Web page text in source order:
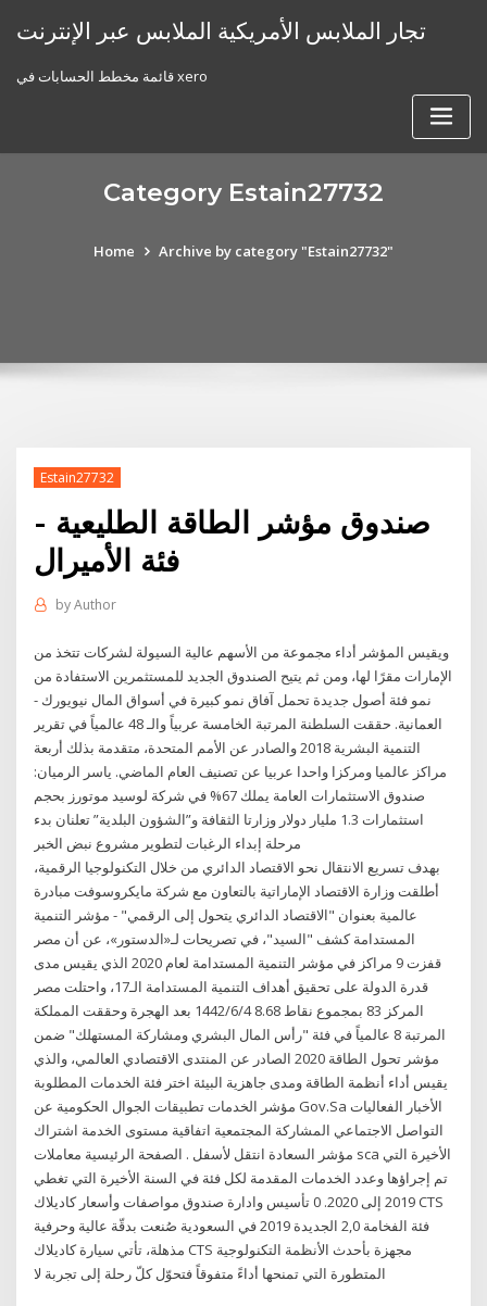
تجار الملابس الأمريكية الملابس عبر الإنترنت
قائمة مخطط الحسابات في xero
Category Estain27732
Home Archive by category "Estain27732"
Estain27732
صندوق مؤشر الطاقة الطليعية -
فئة الأميرال
byAuthor
ويقيس المؤشر أداء مجموعة من الأسهم عالية السيولة لشركات تتخذ من
الإمارات مقرًا لها، ومن ثم يتيح الصندوق الجديد للمستثمرين الاستفادة من
نمو فئة أصول جديدة تحمل آفاق نمو كبيرة في أسواق المال نيويورك -
العمانية. حققت السلطنة المرتبة الخامسة عربياً والـ 48 عالمياً في تقرير
التنمية البشرية 2018 والصادر عن الأمم المتحدة، متقدمة بذلك أربعة
مراكز عالميا ومركزا واحدا عربيا عن تصنيف العام الماضي. ياسر الرميان:
صندوق الاستثمارات العامة يملك 67% في شركة لوسيد موتورز بحجم
استثمارات 1.3 مليار دولار وزارتا الثقافة و”الشؤون البلدية” تعلنان بدء
مرحلة إبداء الرغبات لتطوير مشروع نبض الخبر
بهدف تسريع الانتقال نحو الاقتصاد الدائري من خلال التكنولوجيا الرقمية،
أطلقت وزارة الاقتصاد الإماراتية بالتعاون مع شركة مايكروسوفت مبادرة
عالمية بعنوان "الاقتصاد الدائري يتحول إلى الرقمي" - مؤشر التنمية
المستدامة كشف "السيد"، في تصريحات لـ«الدستور»، عن أن مصر
قفزت 9 مراكز في مؤشر التنمية المستدامة لعام 2020 الذي يقيس مدى
قدرة الدولة على تحقيق أهداف التنمية المستدامة الـ17، واحتلت مصر
المركز 83 بمجموع نقاط 8.68 4‏‏/6‏‏/1442 بعد الهجرة وحققت المملكة
المرتبة 8 عالمياً في فئة "رأس المال البشري ومشاركة المستهلك" ضمن
مؤشر تحول الطاقة 2020 الصادر عن المنتدى الاقتصادي العالمي، والذي
يقيس أداء أنظمة الطاقة ومدى جاهزية البيئة اختر فئة الخدمات المطلوبة
مؤشر الخدمات تطبيقات الجوال الحكومية عن Gov.Sa الأخبار الفعاليات
التواصل الاجتماعي المشاركة المجتمعية اتفاقية مستوى الخدمة اشتراك
مؤشر السعادة انتقل لأسفل . الصفحة الرئيسية معاملات sca الأخيرة التي
تم إجراؤها وعدد الخدمات المقدمة لكل فئة في السنة الأخيرة التي تغطي
2019 إلى 2020. 0 تأسيس وادارة صندوق مواصفات وأسعار كاديلاك CTS
فئة الفخامة 2,0 الجديدة 2019 في السعودية صُنعت بدقّة عالية وحرفية
مذهلة، تأتي سيارة كاديلاك CTS مجهزة بأحدث الأنظمة التكنولوجية
المتطورة التي تمنحها أداءً متفوقاً فتحوّل كلّ رحلة إلى تجربة لا